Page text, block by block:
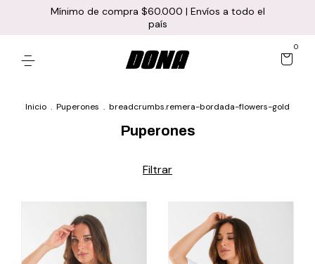
Mínimo de compra $60.000 | Envíos a todo el
país
0
Inicio . Puperones . breadcrumbs.remera-bordada-flowers-gold
Puperones
Filtrar